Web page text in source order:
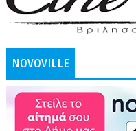
NOVOVILLE